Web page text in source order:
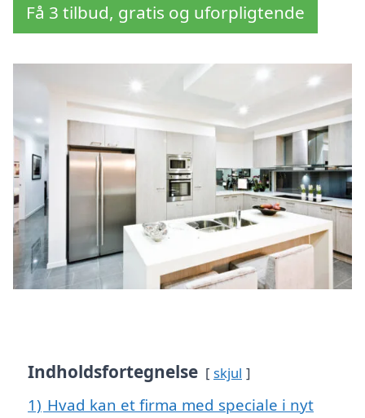
Få 3 tilbud, gratis og uforpligtende
Indholdsfortegnelse skjul
1) Hvad kan et firma med speciale i nyt